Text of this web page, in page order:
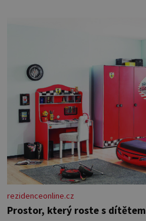
rezidenceonline.cz
Prostor, který roste s dítětem